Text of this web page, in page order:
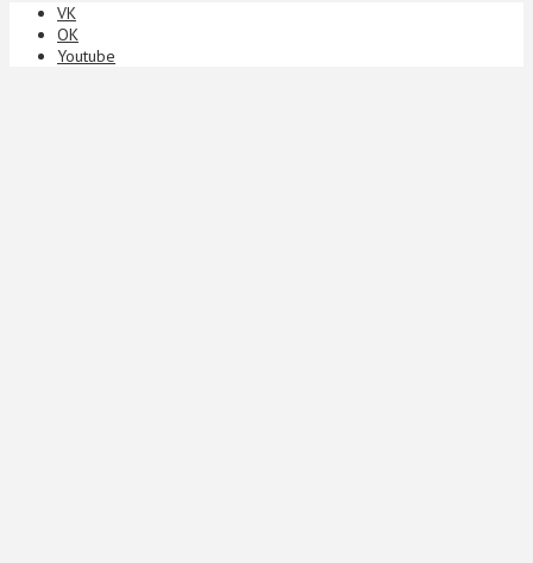
VK
ОК
Youtube